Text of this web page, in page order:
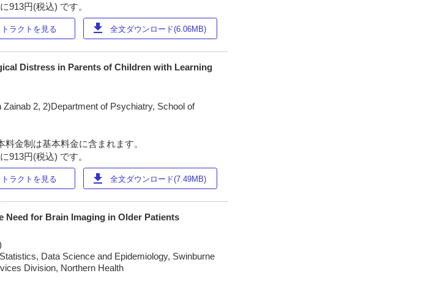
913円(税込) です。
ラクトを見る download 全文ダウンロード(6.06MB)
Distress in Parents of Children with Learning
2, 2)Department of Psychiatry, School of
金制は基本料金に含まれます。
913円(税込) です。
ラクトを見る download 全文ダウンロード(7.49MB)
Need for Brain Imaging in Older Patients
Data Science and Epidemiology, Swinburne
Division, Northern Health